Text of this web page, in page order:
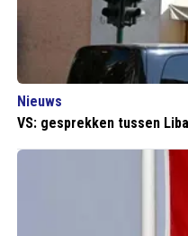
Nieuws
VS: gesprekken tussen